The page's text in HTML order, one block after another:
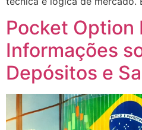
Pocket Option
Informações
Depósitos e